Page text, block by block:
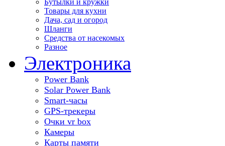
Товары для кухни
Дача, сад и огород
Шланги
Средства от насекомых
Разное
Электроника
Power Bank
Solar Power Bank
Smart-часы
GPS-трекеры
Очки vr box
Камеры
Карты памяти